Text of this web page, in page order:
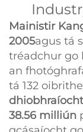
Mainistir
2005agus tá
tréadchur go
an
tá 132
38.56 milliún